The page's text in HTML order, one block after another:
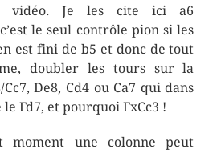
vidéo. Je les cite ici a6
le seul contrôle pion si les
est fini de b5 et donc de tout
doubler les tours sur la
De8, Cd4 ou Ca7 qui dans
Fd7, et pourquoi FxCc3 !
une colonne peut